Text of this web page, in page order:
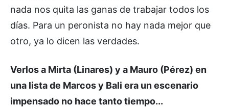
nada nos quita las ganas de trabajar todos los
días. Para un peronista no hay nada mejor que
otro, ya lo dicen las verdades.
Verlos a Mirta (Linares) y a Mauro (Pérez) en
una lista de Marcos y Bali era un escenario
impensado no hace tanto tiempo...